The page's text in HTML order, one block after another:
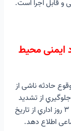
و قابل اجرا است.
ایمنی محیط
وقوع حادثه ناشی از
جلوگیري از تشدید
وضعیت حادثه دیده به عمل آورده و مراتب را ظرف ۳ روز اداري از تاریخ
اطلاع دهد.